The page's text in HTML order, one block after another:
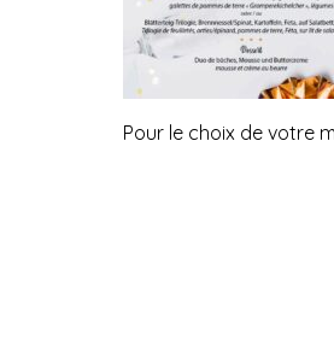
Pour le choix de votre